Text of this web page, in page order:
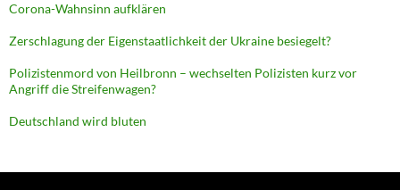
Corona-Wahnsinn aufklären
Zerschlagung der Eigenstaatlichkeit der Ukraine besiegelt?
Polizistenmord von Heilbronn – wechselten Polizisten kurz vor
Angriff die Streifenwagen?
Deutschland wird bluten